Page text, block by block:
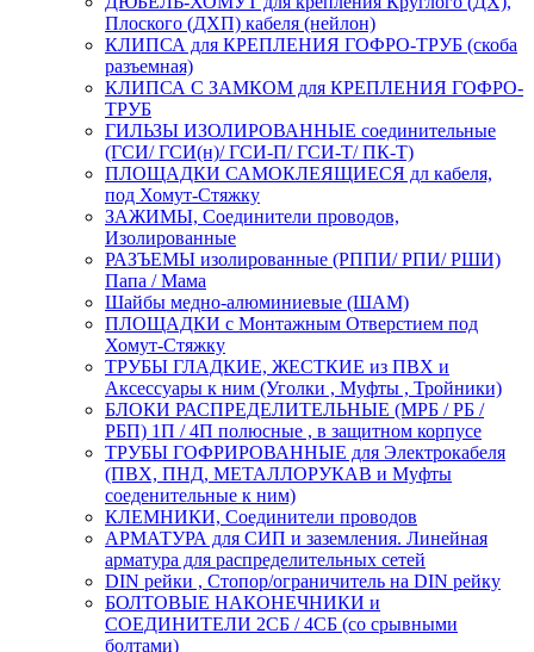
Плоского (ДХП) кабеля (нейлон)
КЛИПСА для КРЕПЛЕНИЯ ГОФРО-ТРУБ (скоба
разъемная)
КЛИПСА С ЗАМКОМ для КРЕПЛЕНИЯ ГОФРО-
ТРУБ
ГИЛЬЗЫ ИЗОЛИРОВАННЫЕ соединительные
(ГСИ/ ГСИ(н)/ ГСИ-П/ ГСИ-Т/ ПК-Т)
ПЛОЩАДКИ САМОКЛЕЯЩИЕСЯ дл кабеля,
под Хомут-Стяжку
ЗАЖИМЫ, Соединители проводов,
Изолированные
РАЗЪЕМЫ изолированные (РППИ/ РПИ/ РШИ)
Папа / Мама
Шайбы медно-алюминиевые (ШАМ)
ПЛОЩАДКИ с Монтажным Отверстием под
Хомут-Стяжку
ТРУБЫ ГЛАДКИЕ, ЖЕСТКИЕ из ПВХ и
Аксессуары к ним (Уголки , Муфты , Тройники)
БЛОКИ РАСПРЕДЕЛИТЕЛЬНЫЕ (МРБ / РБ /
РБП) 1П / 4П полюсные , в защитном корпусе
ТРУБЫ ГОФРИРОВАННЫЕ для Электрокабеля
(ПВХ, ПНД, МЕТАЛЛОРУКАВ и Муфты
соеденительные к ним)
КЛЕМНИКИ, Соединители проводов
АРМАТУРА для СИП и заземления. Линейная
арматура для распределительных сетей
DIN рейки , Стопор/ограничитель на DIN рейку
БОЛТОВЫЕ НАКОНЕЧНИКИ и
СОЕДИНИТЕЛИ 2СБ / 4СБ (со срывными
болтами)